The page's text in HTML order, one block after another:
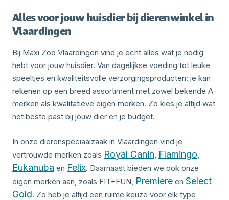
Alles voor jouw huisdier bij dierenwinkel in
Vlaardingen
Bij Maxi Zoo Vlaardingen vind je echt alles wat je nodig
hebt voor jouw huisdier. Van dagelijkse voeding tot leuke
speeltjes en kwaliteitsvolle verzorgingsproducten: je kan
rekenen op een breed assortiment met zowel bekende A-
merken als kwalitatieve eigen merken. Zo kies je altijd wat
het beste past bij jouw dier en je budget.
In onze dierenspeciaalzaak in Vlaardingen vind je
vertrouwde merken zoals Royal Canin, Flamingo,
Eukanuba en Felix. Daarnaast bieden we ook onze
eigen merken aan, zoals FIT+FUN, Premiere en Select
Gold. Zo heb je altijd een ruime keuze voor elk type